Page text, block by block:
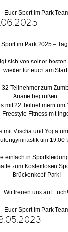
Euer Sport im Park
Sport im Park 2025 –
sich von seiner
wieder für euch am Start!
32 Teilnehmer zum
Ariane begrüßen.
mit 22 Teilnehmern um
Freestyle-Fitness mit
mit Mischa und Yoga
um 19:00
einfach in
zum Kostenlosen
Brückenkopf-Park!
Wir freuen uns auf Euch!
Euer Sport im Park